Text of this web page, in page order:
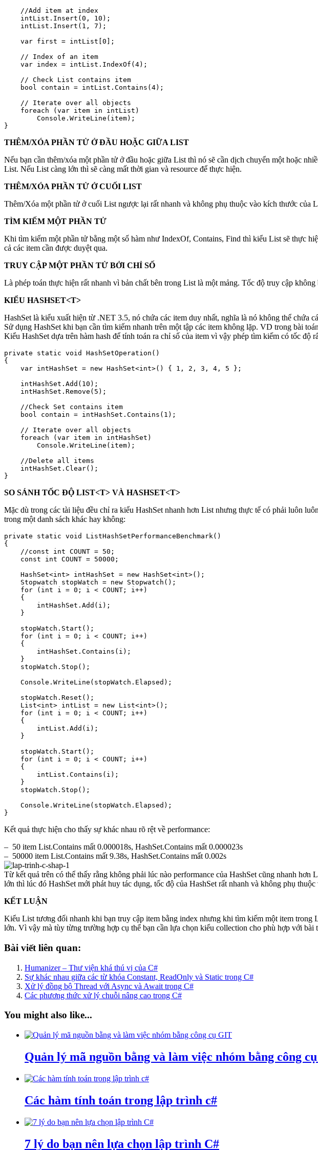
    //Add item at index
    intList.Insert(0, 10);
    intList.Insert(1, 7);
    var first = intList[0];
    // Index of an item
    var index = intList.IndexOf(4);
    // Check List contains item
    bool contain = intList.Contains(4);
    // Iterate over all objects
    foreach (var item in intList)
        Console.WriteLine(item);
}
THÊM/XÓA PHẦN TỬ Ở ĐẦU HOẶC GIỮA LIST
Nếu bạn cần thêm/xóa một phần tử ở đầu hoặc giữa List thì nó sẽ cần dịch chuyển một hoặc
List. Nếu List càng lớn thì sẽ càng mất thời gian và resource để thực hiện.
THÊM/XÓA PHẦN TỬ Ở CUỐI LIST
Thêm/Xóa một phần tử ở cuối List ngược lại rất nhanh và không phụ thuộc vào kích thước của
TÌM KIẾM MỘT PHẦN TỬ
Khi tìm kiếm một phần tử bằng một số hàm như IndexOf, Contains, Find thì kiểu List sẽ thực
cả các item cần được duyệt qua.
TRUY CẬP MỘT PHẦN TỬ BỞI CHỈ SỐ
Là phép toán thực hiện rất nhanh vì bản chất bên trong List là một mảng. Tốc độ truy cập
KIỂU HASHSET<T>
HashSet là kiểu xuất hiện từ .NET 3.5, nó chứa các item duy nhất, nghĩa là nó không thể
Sử dụng HashSet khi bạn cần tìm kiếm nhanh trên một tập các item không lặp. VD trong bài
Kiểu HashSet dựa trên hàm hash để tính toán ra chỉ số của item vì vậy phép tìm kiếm có tốc độ
private static void HashSetOperation()
{
    var intHashSet = new HashSet<int>() { 1, 2, 3, 4, 5 };
    intHashSet.Add(10);
    intHashSet.Remove(5);
    //Check Set contains item
    bool contain = intHashSet.Contains(1);
    // Iterate over all objects
    foreach (var item in intHashSet)
        Console.WriteLine(item);
    //Delete all items
    intHashSet.Clear();
}
SO SÁNH TỐC ĐỘ LIST<T> VÀ HASHSET<T>
Mặc dù trong các tài liệu đều chỉ ra kiểu HashSet nhanh hơn List nhưng thực tế có phải luôn
trong một danh sách khác hay không:
private static void ListHashSetPerformanceBenchmark()
{
    //const int COUNT = 50;
    const int COUNT = 50000;
    HashSet<int> intHashSet = new HashSet<int>();
    Stopwatch stopWatch = new Stopwatch();
    for (int i = 0; i < COUNT; i++)
    {
        intHashSet.Add(i);
    }
    stopWatch.Start();
    for (int i = 0; i < COUNT; i++)
    {
        intHashSet.Contains(i);
    }
    stopWatch.Stop();
    Console.WriteLine(stopWatch.Elapsed);
    stopWatch.Reset();
    List<int> intList = new List<int>();
    for (int i = 0; i < COUNT; i++)
    {
        intList.Add(i);
    }
    stopWatch.Start();
    for (int i = 0; i < COUNT; i++)
    {
        intList.Contains(i);
    }
    stopWatch.Stop();
    Console.WriteLine(stopWatch.Elapsed);
Kết quả thực hiện cho thấy sự khác nhau rõ rệt về performance:
– 50 item List.Contains mất 0.000018s, HashSet.Contains mất 0.000023s
– 50000 item List.Contains mất 9.38s, HashSet.Contains mất 0.002s
Từ kết quả trên có thể thấy rằng không phải lúc nào performance của HashSet cũng nhanh
lớn thì lúc đó HashSet mới phát huy tác dụng, tốc độ của HashSet rất nhanh và không phụ
KẾT LUẬN
Kiểu List tương đối nhanh khi bạn truy cập item bằng index nhưng khi tìm kiếm một item
lớn. Vì vậy mà tùy từng trường hợp cụ thể bạn cần lựa chọn kiểu collection cho phù hợp với bài
Bài viết liên quan:
Humanizer – Thư viện khá thú vị của C#
Sự khác nhau giữa các từ khóa Constant, ReadOnly và Static trong C#
Xử lý đồng bộ Thread với Async và Await trong C#
Các phương thức xử lý chuỗi nâng cao trong C#
You might also like...
Quản lý mã nguồn bằng và làm việc nhóm bằng công
Các hàm tính toán trong lập trình c#
7 lý do bạn nên lựa chọn lập trình C#